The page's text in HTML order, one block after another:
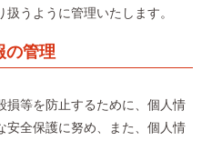
うように管理いたします。
の管理
損等を防止するために、個人情
安全保護に努め、また、個人情